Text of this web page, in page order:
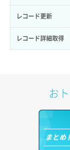
ロール一覧取得
ロール作成
ロール削除
ロール詳細取得
ボリューム作成
ボリューム削除
ボリューム更新
ボリューム詳細取得
自動バックアップ
自動バックアップ
サーバープラン詳
サーバーメタデー
サーバーメタデー
セキュリティグルー
セキュリティグルー
ネットワーク一覧
ネットワーク作成
ネットワーク削除
メンバー一覧
メンバー削除
リスナー一覧取得
リスナー作成
オブジェクト複製
オブジェクト詳細取
コンテナ詳細取得
ラージオブジェク
レコード更新
レコード詳細取得
お
まとめ